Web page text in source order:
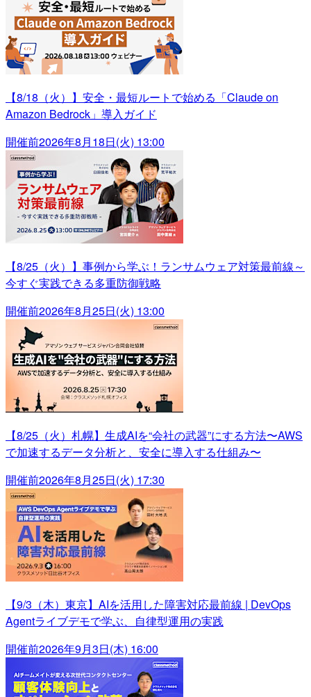
【8/18（火）】安全・最短ルートで始める「Claude on
Amazon Bedrock」導入ガイド
開催前2026年8月18日(火) 13:00
【8/25（火）】事例から学ぶ！ランサムウェア対策最前線～
今すぐ実践できる多重防御戦略
開催前2026年8月25日(火) 13:00
【8/25（火）札幌】生成AIを“会社の武器”にする方法〜AWS
で加速するデータ分析と、安全に導入する仕組み〜
開催前2026年8月25日(火) 17:30
【9/3（木）東京】AIを活用した障害対応最前線 | DevOps
Agentライブデモで学ぶ、自律型運用の実践
開催前2026年9月3日(木) 16:00